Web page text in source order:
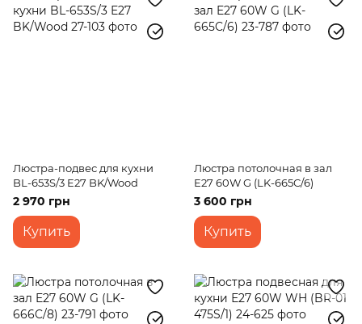
Люстра-подвес для кухни
BL-653S/3 E27 BK/Wood
2 970 грн
Купить
Люстра потолочная в зал
E27 60W G (LK-665C/6)
3 600 грн
Купить